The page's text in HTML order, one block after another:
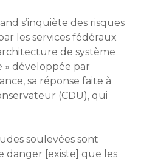
s’inquiète des risques
les services fédéraux
de système
» développée par
sa réponse faite à
(CDU), qui
soulevées sont
danger [existe] que les